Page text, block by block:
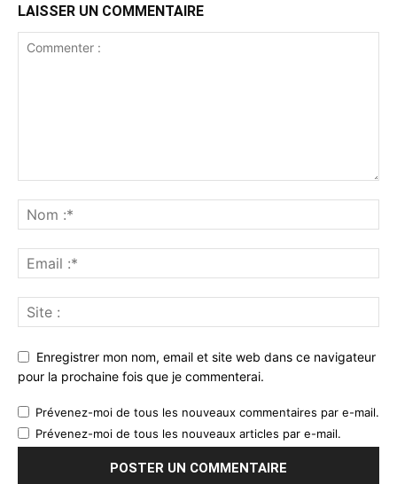
LAISSER UN COMMENTAIRE
Enregistrer mon nom, email et site web dans ce navigateur
pour la prochaine fois que je commenterai.
Prévenez-moi de tous les nouveaux commentaires par e-mail.
Prévenez-moi de tous les nouveaux articles par e-mail.